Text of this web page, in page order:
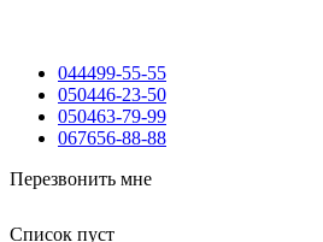
044499-55-55
050446-23-50
050463-79-99
067656-88-88
Перезвонить мне
Список пуст